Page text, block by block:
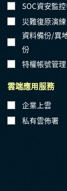
SOC資安監
災難復原演練
資料備份/異
份
特權帳號管理
雲端應用服務
企業上雲
私有雲佈署